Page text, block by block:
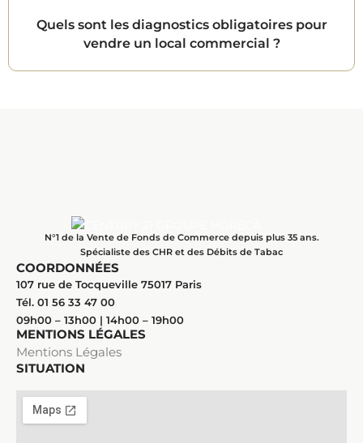
Quels sont les diagnostics obligatoires pour
vendre un local commercial ?
N°1 de la Vente de Fonds de Commerce depuis plus 35 ans.
Spécialiste des CHR et des Débits de Tabac
COORDONNÉES
107 rue de Tocqueville 75017 Paris
Tél. 01 56 33 47 00
09h00 – 13h00 | 14h00 – 19h00
MENTIONS LÉGALES
Mentions Légales
SITUATION